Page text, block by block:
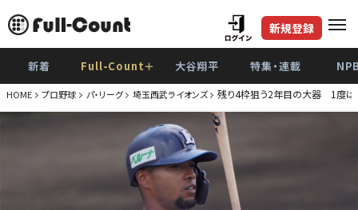
新規登録
新着 Full-Count＋ 大谷翔平 特集・連載
HOME プロ野球 パ・リーグ 埼玉西武ライオンズ 残り4枠狙う2年目の大器 1度は